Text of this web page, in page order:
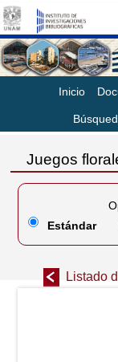
Inicio
Juegos
Listado
Estándar